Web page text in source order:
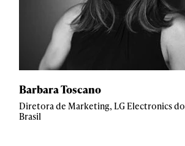
Barbara Toscano
Diretora de Marketing, LG Electronics do
Brasil